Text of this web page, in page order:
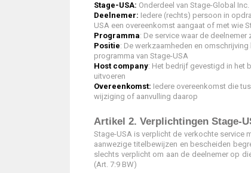
Stage-USA: Onderdeel van Stage-Global
Deelnemer: Iedere (rechts) persoon in
USA een overeenkomst aangaat of met wie
Programma: De service waar de
Positie: De werkzaamheden en
programma van Stage-USA
Host company: Het bedrijf gevestigd in het
uitvoeren
Overeenkomst: Iedere overeenkomst die
wijziging of aanvulling daarop
Artikel 2. Verplichtingen Stage-
Stage-USA is verplicht de verkochte service
aanwezige titelbewijzen en bescheiden
slechts verplicht om aan de deelnemer op
(Art. 7:9 BW)